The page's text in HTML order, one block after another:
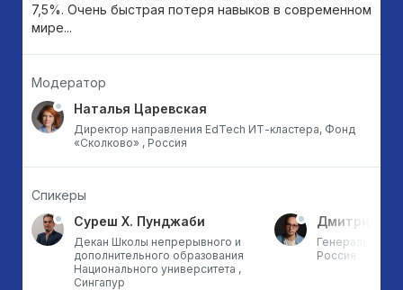
7,5%. Очень быстрая потеря навыков в современном
мире...
Модератор
Наталья Царевская
Директор направления EdTech ИТ-кластера, Фонд
«Сколково» , Россия
Спикеры
Суреш Х. Пунджаби
Декан Школы непрерывного и
дополнительного образования
Национального университета ,
Сингапур
Дмитрий
Генеральный
Россия